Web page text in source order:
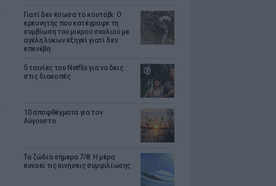
Γιατί δεν έσωσα το κουτάβι: Ο
ερευνητής που κατέγραφε τη
συμβίωση του μικρού σκυλιού με
αγέλη λύκων εξηγεί γιατί δεν
επενέβη
5 ταινίες του Netflix για να δεις
στις διακοπές
10 αποφθέγματα για τον
Αύγουστο
Τα ζώδια σήμερα 7/8: Η μέρα
ευνοεί τις κινήσεις συμφιλίωσης